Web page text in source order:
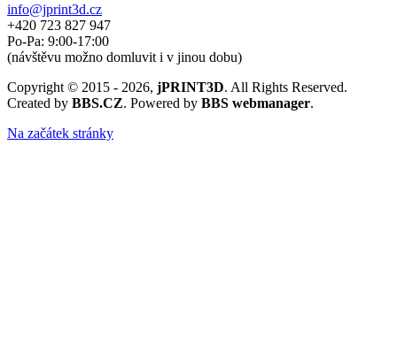
info@jprint3d.cz
+420 723 827 947
Po-Pa: 9:00-17:00
(návštěvu možno domluvit i v jinou dobu)
Copyright © 2015 - 2026, jPRINT3D. All Rights Reserved.
Created by BBS.CZ. Powered by BBS webmanager.
Na začátek stránky